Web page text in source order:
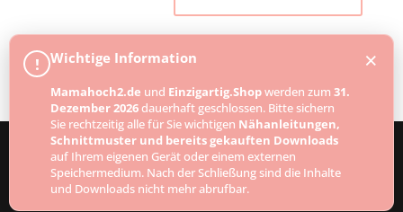
Designed byElegant Themes| Powered by
WordPress
! Wichtige Information
Mamahoch2.de und Einzigartig.Shopwerden zum 31.
Dezember 2026dauerhaft geschlossen. Bitte sichern
Sie rechtzeitig alle für Sie wichtigen Nähanleitungen,
Schnittmuster und bereits gekauften Downloads
auf Ihrem eigenen Gerät oder einem externen
Speichermedium. Nach der Schließung sind die Inhalte
und Downloads nicht mehr abrufbar.
×